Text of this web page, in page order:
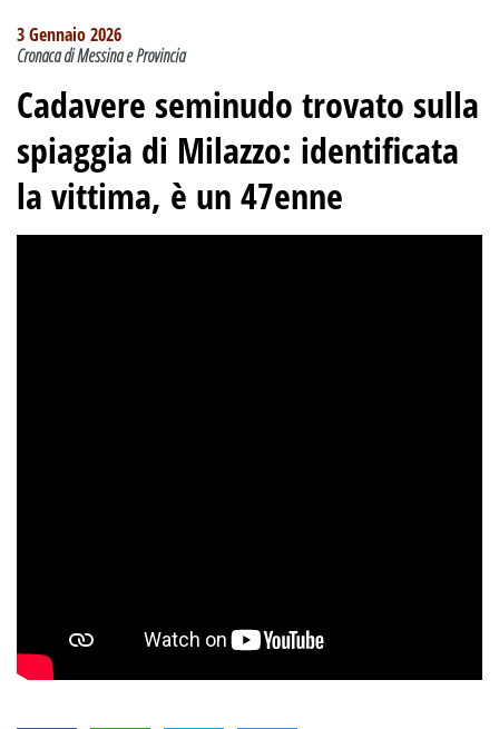
3 Gennaio 2026
Cronaca di Messina e Provincia
Cadavere seminudo trovato sulla
spiaggia di Milazzo: identificata
la vittima, è un 47enne